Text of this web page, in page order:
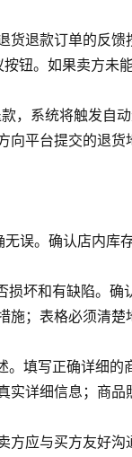
货退款订单的反
钮。如果卖方未
，系统将触发自
向平台提交的退货
无误。确认店内库
损坏和有缺陷。
施；表格必须清楚
。填写正确详细
实详细信息；商品
方应与买方友好